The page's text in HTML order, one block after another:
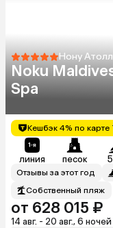
Нону
Noku
Spa
Кешбэк 4% по карте
линия песок
Отзывы за этот год
Собственный пляж
от 628 015 ₽
14 авг. - 20 авг., 6 ночей